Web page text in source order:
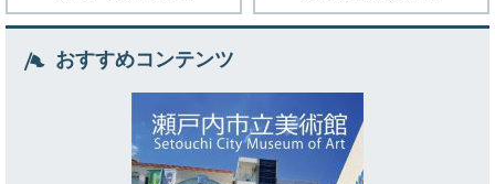
おすすめコンテンツ